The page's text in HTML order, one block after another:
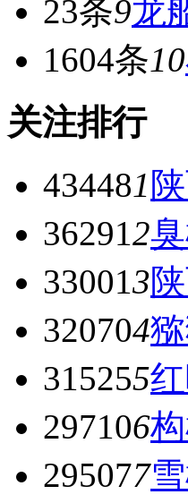
23条9龙
1604条10
关注排行
434481
362912
330013
320704
315255
297106
295077